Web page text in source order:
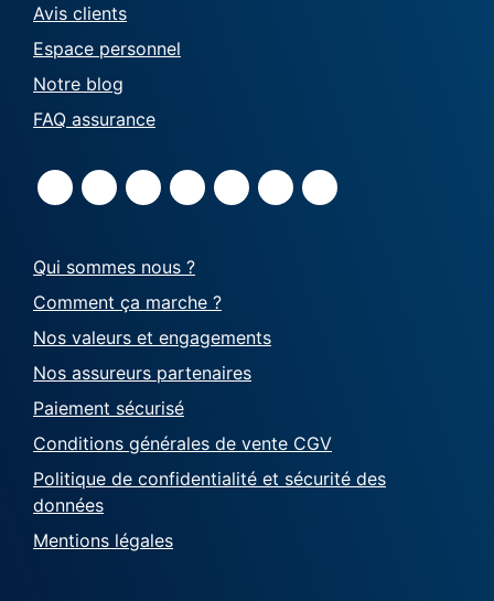
Avis clients
Espace personnel
Notre blog
FAQ assurance
Qui sommes nous ?
Comment ça marche ?
Nos valeurs et engagements
Nos assureurs partenaires
Paiement sécurisé
Conditions générales de vente CGV
Politique de confidentialité et sécurité des
données
Mentions légales